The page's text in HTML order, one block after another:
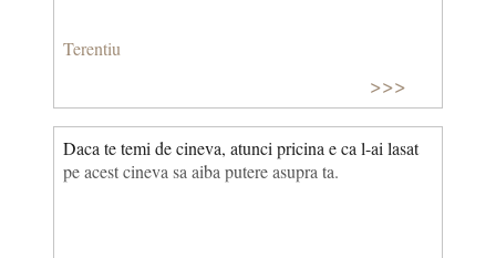
Terentiu
>>>
Daca te temi de cineva, atunci pricina e ca l-ai lasat
pe acest cineva sa aiba putere asupra ta.